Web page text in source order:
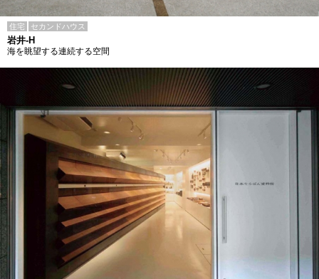
住宅 セカンドハウス
岩井-H
海を眺望する連続する空間